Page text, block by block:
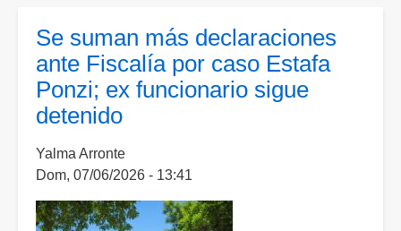
en
educación
superior
ante
en
subsidios
para
Se suman más declaraciones
ante Fiscalía por caso Estafa
Ponzi; ex funcionario sigue
detenido
Yalma Arronte
Dom, 07/06/2026 - 13:41